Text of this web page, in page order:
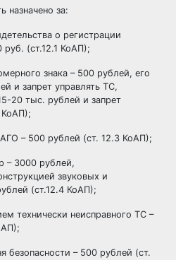
назначено за:
о регистрации
(ст.12.1 КоАП);
знака – 500 рублей, его
и запрет управлять ТС,
20 тыс. рублей и запрет
КоАП);
– 500 рублей (ст. 12.3 КоАП);
– 3000 рублей,
звуковых и
(ст.12.4 КоАП);
технически неисправного ТС –
безопасности – 500 рублей (ст.